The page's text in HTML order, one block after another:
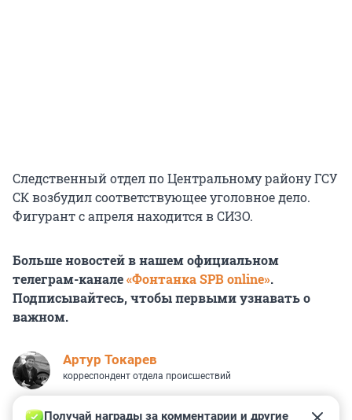
Следственный отдел по Центральному району ГСУ
СК возбудил соответствующее уголовное дело.
Фигурант с апреля находится в СИЗО.
Больше новостей в нашем официальном
телеграм-канале«Фонтанка SPB online».
Подписывайтесь, чтобы первыми узнавать о
важном.
Артур Токарев
корреспондент отдела происшествий
Получай награды за комментарии и другие